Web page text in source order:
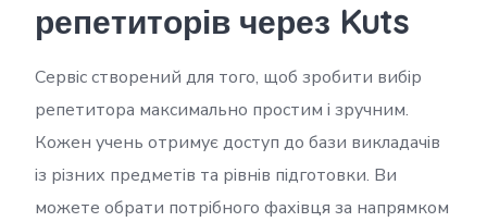
репетиторів через Kuts
Сервіс створений для того, щоб зробити вибір
репетитора максимально простим і зручним.
Кожен учень отримує доступ до бази викладачів
із різних предметів та рівнів підготовки. Ви
можете обрати потрібного фахівця за напрямком